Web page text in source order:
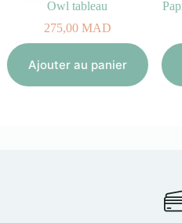
Owl tableau
275,00MAD
Ajouter au panier